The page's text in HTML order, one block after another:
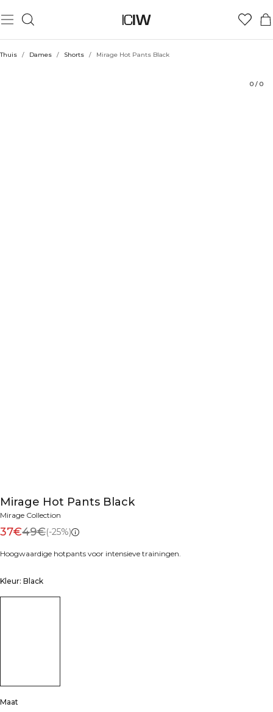
Thuis / Dames / Shorts / Mirage Hot Pants Black
0 / 0
Mirage Hot Pants Black
Mirage Collection
37€49€(-25%)
Hoogwaardige hotpants voor intensieve trainingen.
Kleur: Black
Maat